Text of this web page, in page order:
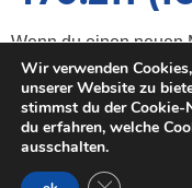
Wenn du einen neuen
kaufen möchtest,
alten Motor
Der Motor im
matic hat einen einen
Wir verwenden
unserer Website zu
stimmst du der Cookie-
du erfahren, welche
ausschalten.
GDPR